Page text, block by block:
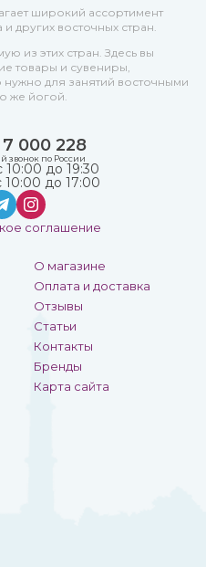
широкий ассортимент
других восточных стран.
из этих стран. Здесь вы
товары и сувениры,
для занятий восточными
же йогой.
О магазине
Оплата и доставка
Отзывы
Статьи
Контакты
Бренды
Карта сайта
000 228
звонок по России
10:00 до 19:30
10:00 до 17:00
соглашение